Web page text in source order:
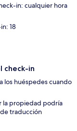
in: cualquier hora
18
check-in
los huéspedes cuando
la propiedad podría
traducción